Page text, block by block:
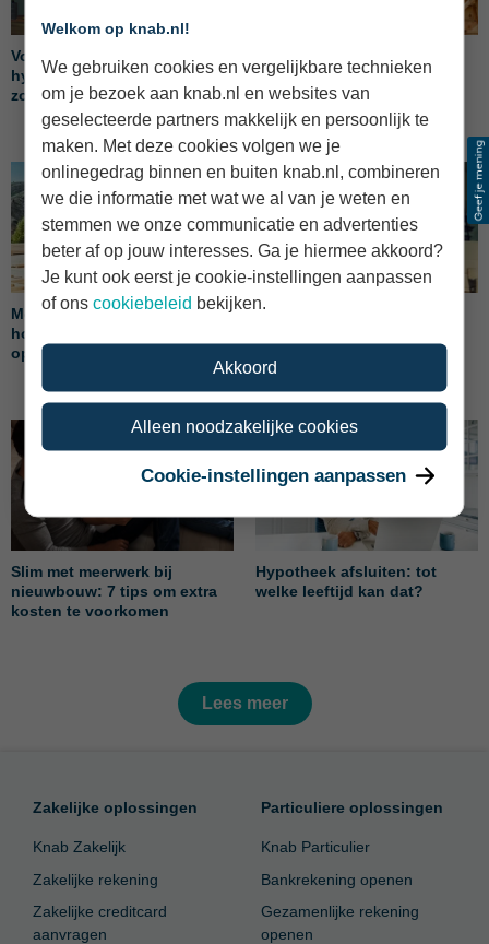
Voorlopige teruggave
hypotheekrente aanvragen:
zo werkt het
hoe zit het met de kosten?
Meerwerk bij nieuwbouw: wat
houdt het in en waar moet je
op letten?
Voorlopige teruggave
Slim met meerwerk bij
nieuwbouw: 7 tips om extra
kosten te voorkomen
Hypotheek afsluiten: tot
welke leeftijd kan dat?
Lees meer
Zakelijke oplossingen
Knab Zakelijk
Zakelijke rekening
Zakelijke creditcard
aanvragen
Particuliere oplossingen
Knab Particulier
Bankrekening openen
Gezamenlijke rekening
openen
Welkom op knab.nl!
We gebruiken cookies en vergelijkbare technieken
om je bezoek aan knab.nl en websites van
geselecteerde partners makkelijk en persoonlijk te
maken. Met deze cookies volgen we je
onlinegedrag binnen en buiten knab.nl, combineren
we die informatie met wat we al van je weten en
stemmen we onze communicatie en advertenties
beter af op jouw interesses. Ga je hiermee akkoord?
Je kunt ook eerst je cookie-instellingen aanpassen
of onscookiebeleid bekijken.
Akkoord
Alleen noodzakelijke cookies
Cookie-instellingen aanpassen